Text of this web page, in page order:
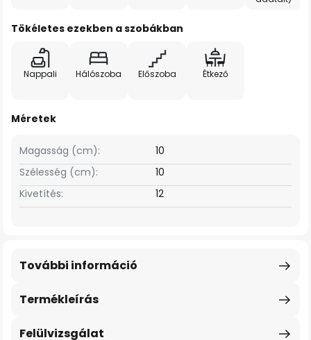
Tökéletes ezekben a szobákban
Nappali Hálószoba Előszoba Étkező
Méretek
Szélesség (cm): 10
Magasság (cm): 10
Kivetítés: 12
Termékleírás
További információ
Felülvizsgálat